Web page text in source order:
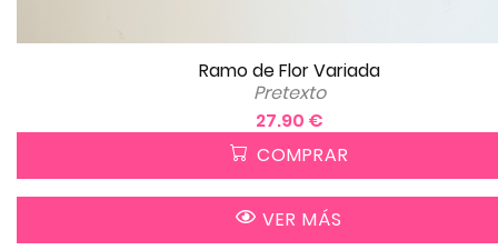
Ramo de Flor Variada
Pretexto
27.90 €
COMPRAR
VER MÁS